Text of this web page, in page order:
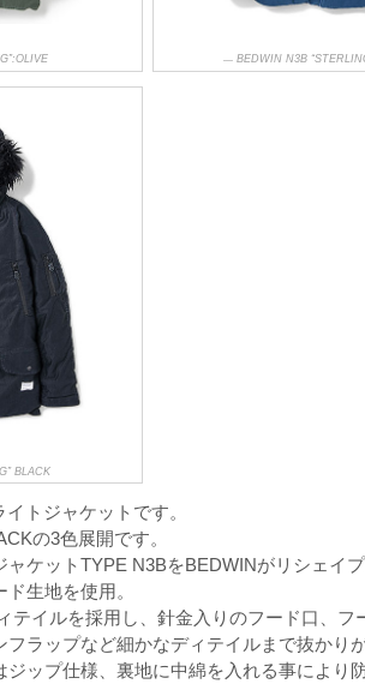
BEDWIN N3B
BLACK
トジャケットです。
の3色展開です。
ケットTYPE N3BをBEDWINがリシェイプ
生地を使用。
テイルを採用し、針金入りのフード口、フ
ラップなど細かなディテイルまで抜かりが
ップ仕様、裏地に中綿を入れる事により